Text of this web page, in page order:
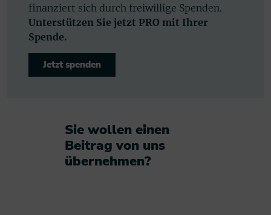
finanziert sich durch freiwillige Spenden.
Unterstützen Sie jetzt PRO mit Ihrer
Spende.
Jetzt spenden
Sie wollen einen
Beitrag von uns
übernehmen?​